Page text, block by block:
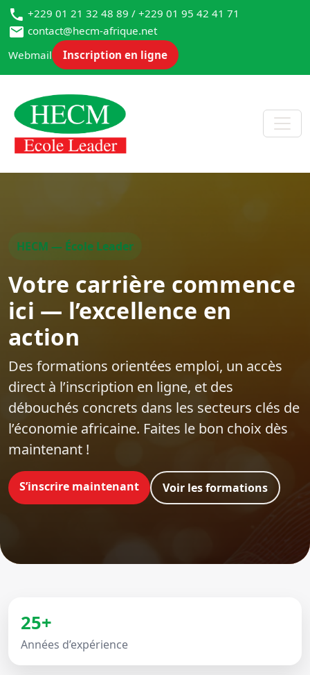
+229 01 21 32 48 89 / +229 01 95 42 41 71
contact@hecm-afrique.net
Webmail
Inscription en ligne
HECM — École Leader
Votre carrière commence
ici — l’excellence en
action
Des formations orientées emploi‍, un accès
direct à l’inscription en ligne, et des
débouchés concrets dans les secteurs clés de
l’économie africaine. Faites le bon choix dès
maintenant !
S’inscrire maintenant Voir les formations
25+
Années d’expérience